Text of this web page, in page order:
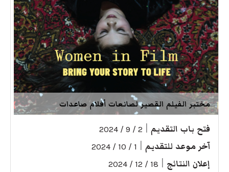
مختبر الفيلم القصير لصانعات أفلام صاعدات
فتح باب التقديم 2 / 9 / 2024
آخر موعد للتقديم 1 / 10 / 2024
إعلان النتائج 18 / 12 / 2024